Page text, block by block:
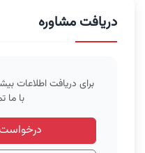
دریافت مشاوره
برای دریافت اطلاعات
با ما
درخواست